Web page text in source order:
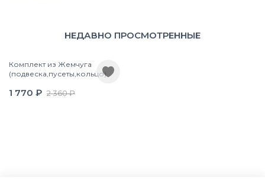
НЕДАВНО ПРОСМОТРЕННЫЕ
Комплект из Жемчуга
(подвеска,пусеты,кольцо)
1 770 ₽ 2 360 ₽